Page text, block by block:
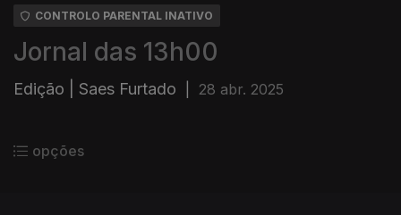
CONTROLO PARENTAL INATIVO
Jornal das 13h00
Edição | Saes Furtado 28 abr. 2025
opções